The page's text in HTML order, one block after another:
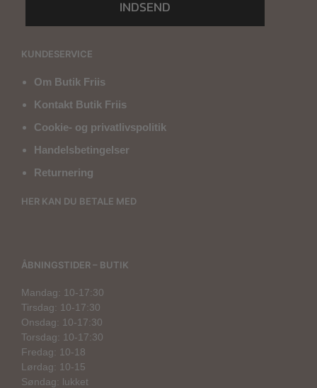
INDSEND
KUNDESERVICE
Om Butik Friis
Kontakt Butik Friis
Cookie- og privatlivspolitik
Handelsbetingelser
Returnering
HER KAN DU BETALE MED
ÅBNINGSTIDER – BUTIK
Mandag: 10-17:30
Tirsdag: 10-17:30
Onsdag: 10-17:30
Torsdag: 10-17:30
Fredag: 10-18
Lørdag: 10-15
Søndag: lukket